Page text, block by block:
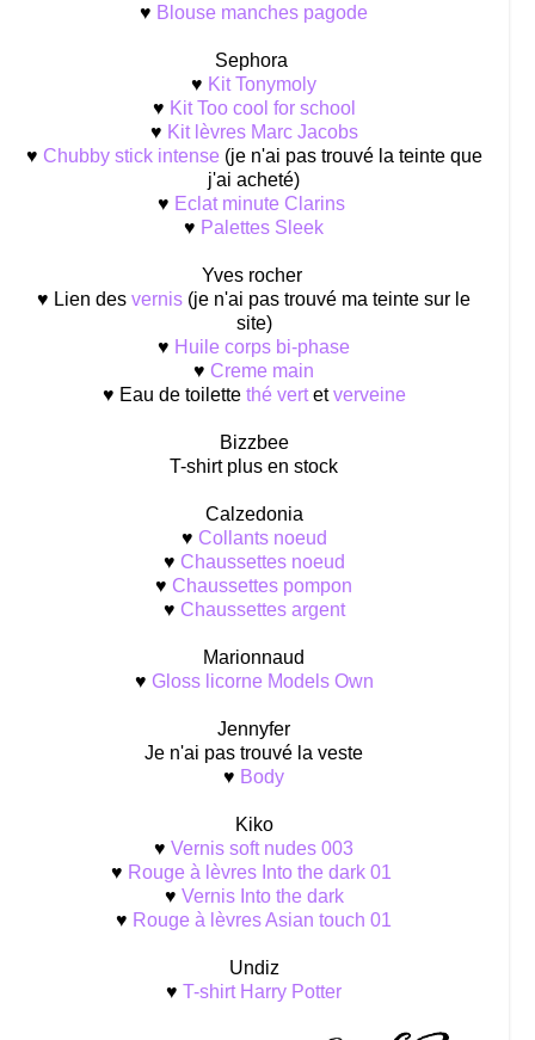
♥ Blouse manches pagode
Sephora
♥ Kit Tonymoly
♥ Kit Too cool for school
♥ Kit lèvres Marc Jacobs
♥ Chubby stick intense(je n'ai pas trouvé la teinte que
j'ai acheté)
♥ Eclat minute Clarins
♥ Palettes Sleek
Yves rocher
♥ Lien desvernis (je n'ai pas trouvé ma teinte sur le
site)
♥ Huile corps bi-phase
♥ Creme main
♥ Eau de toilette thé vertetverveine
Bizzbee
T-shirt plus en stock
Calzedonia
♥ Collants noeud
♥ Chaussettes noeud
♥ Chaussettes pompon
♥ Chaussettes argent
Marionnaud
♥ Gloss licorne Models Own
Jennyfer
Je n'ai pas trouvé la veste
♥ Body
Kiko
♥Vernis soft nudes 003
♥ Rouge à lèvres Into the dark 01
♥ Vernis Into the dark
♥ Rouge à lèvres Asian touch 01
Undiz
♥T-shirt Harry Potter